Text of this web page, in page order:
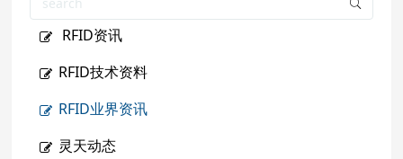
RFID资讯
RFID技术资料
RFID业界资讯
灵天动态